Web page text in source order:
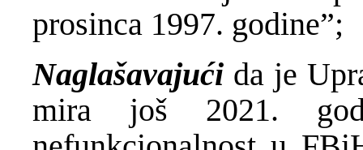
prosinca 1997. godine”;
Naglašavajući da je
mira još 2021.